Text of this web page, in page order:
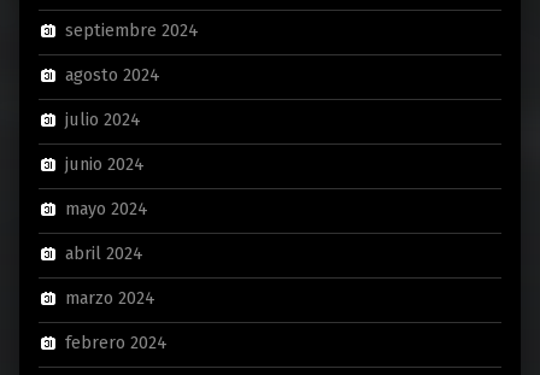
septiembre 2024
agosto 2024
julio 2024
junio 2024
mayo 2024
abril 2024
marzo 2024
febrero 2024